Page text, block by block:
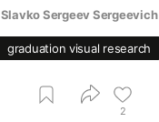
Slavko Sergeev Sergeevich
graduation visual research
2